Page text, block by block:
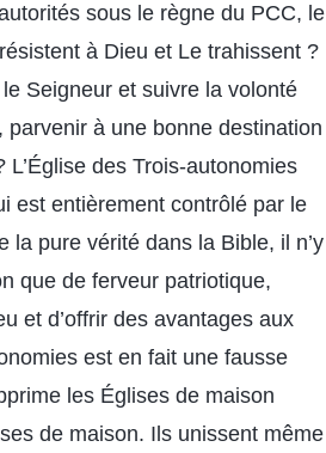
sous le règne du PCC, le
à Dieu et Le trahissent ?
Seigneur et suivre la volonté
à une bonne destination
des Trois-autonomies
est entièrement contrôlé par le
la pure vérité dans la Bible, il n’y
que de ferveur patriotique,
et d’offrir des avantages aux
est en fait une fausse
les Églises de maison
de maison. Ils unissent même